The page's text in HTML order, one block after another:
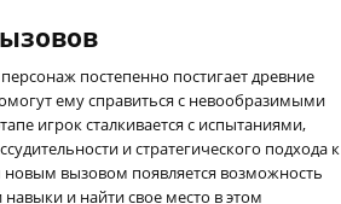
постепенно постигает древние
ему справиться с невообразимыми
игрок сталкивается с испытаниями,
и стратегического подхода к
вызовом появляется возможность
и найти свое место в этом